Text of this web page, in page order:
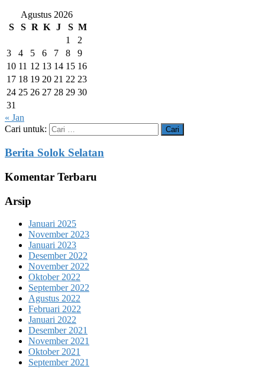
Agustus 2026
S
S R K J S M
1
2
3
4 5 6 7 8
9
10 11 12 13 14 15 16
17 18 19 20 21 22 23
24 25 26 27 28 29 30
31
« Jan
Cari untuk:
Berita Solok Selatan
Komentar Terbaru
Arsip
Januari 2025
November 2023
Januari 2023
Desember 2022
November 2022
Oktober 2022
September 2022
Agustus 2022
Februari 2022
Januari 2022
Desember 2021
November 2021
Oktober 2021
September 2021